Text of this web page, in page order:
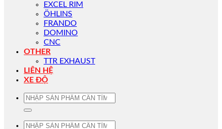
EXCEL RIM
ÖHLINS
FRANDO
DOMINO
CNC
OTHER
TTR EXHAUST
LIÊN HỆ
XE ĐỘ
Tìm
Tìm